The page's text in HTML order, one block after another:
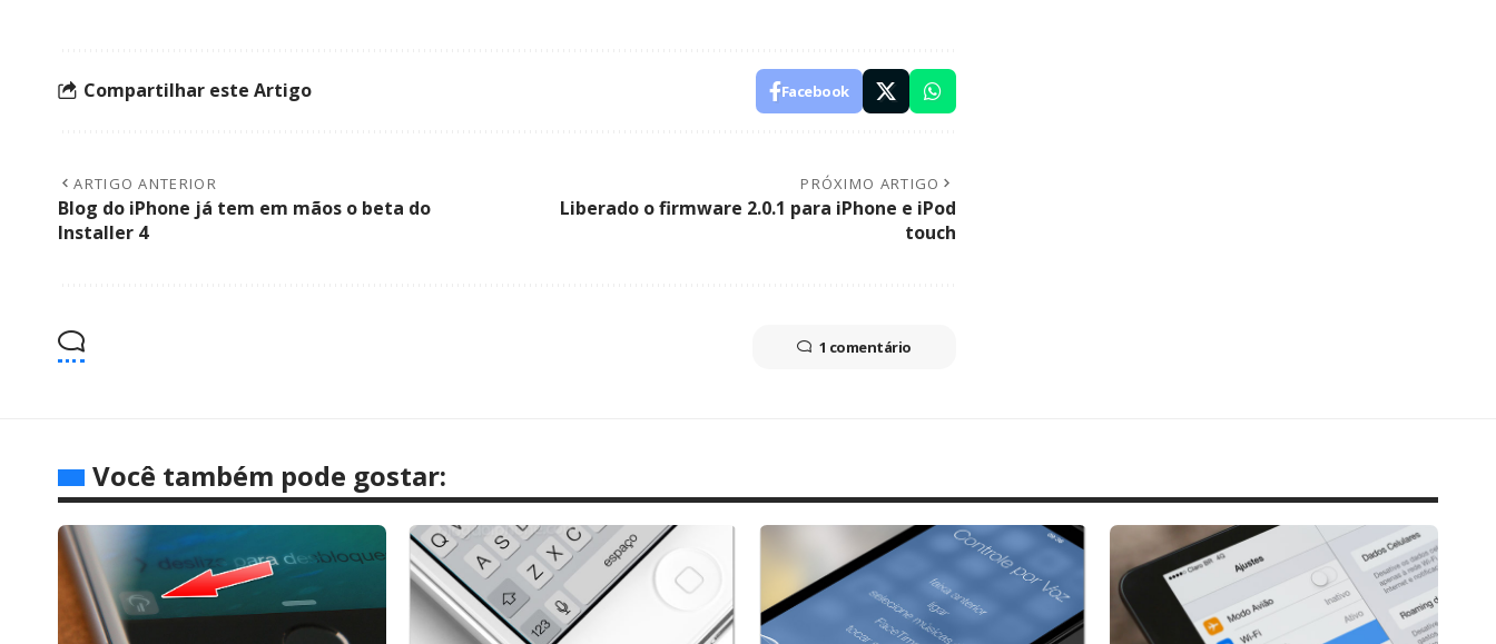
Compartilhar este Artigo Facebook
ARTIGO ANTERIOR
Blog do iPhone já tem em mãos o beta do
Installer 4
PRÓXIMO ARTIGO
Liberado o firmware 2.0.1 para iPhone e iPod
touch
1 comentário
Você também pode gostar: